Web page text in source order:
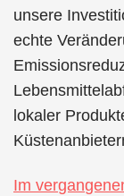
unsere
echte
lokaler
Im